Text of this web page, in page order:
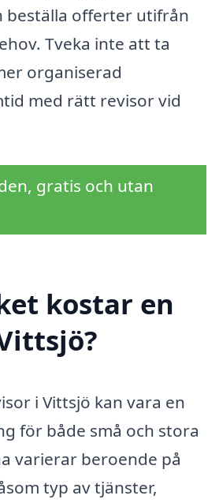
beställa offerter utifrån
Tveka inte att ta
organiserad
med rätt revisor vid
gratis och utan
kostar en
i Vittsjö kan vara en
för både små och stora
varierar beroende på
typ av tjänster,